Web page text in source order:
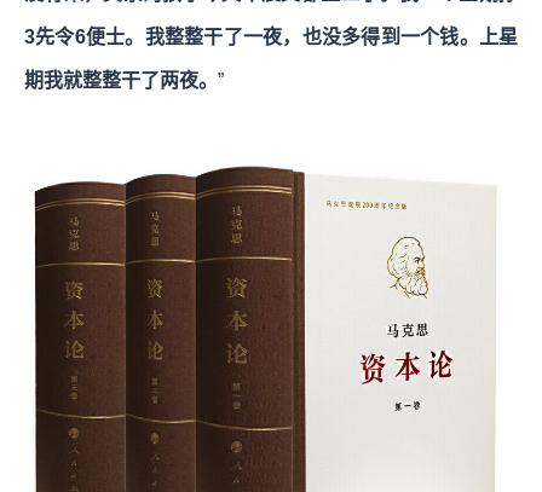
3先令6便士。我整整干了一夜，也没多得到一个钱。上星
期我就整整干了两夜。 ”